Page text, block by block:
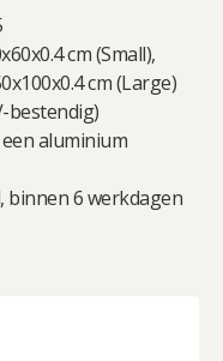
cm (Small),
cm (Large)
bestendig)
aluminium
binnen 6 werkdagen